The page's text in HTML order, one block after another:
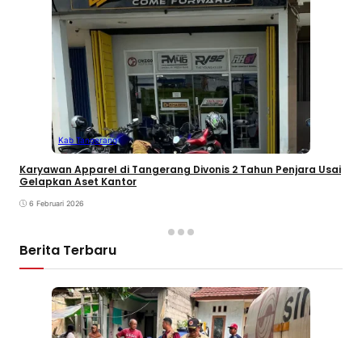
Kab Tangerang
Karyawan Apparel di Tangerang Divonis 2 Tahun Penjara Usai
Gelapkan Aset Kantor
6 Februari 2026
Berita Terbaru